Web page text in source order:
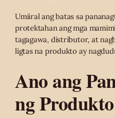
Umiiral ang batas sa
protektahan ang mga
tagagawa, distributor, at
ligtas na produkto ay
Ano ang
ng